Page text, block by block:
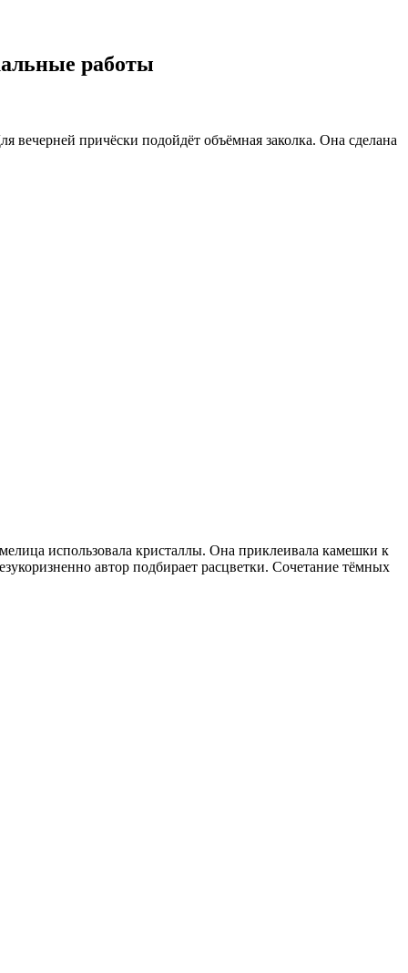
работы
вечерней причёски подойдёт объёмная заколка. Она сделана
использовала кристаллы. Она приклеивала камешки к
автор подбирает расцветки. Сочетание тёмных